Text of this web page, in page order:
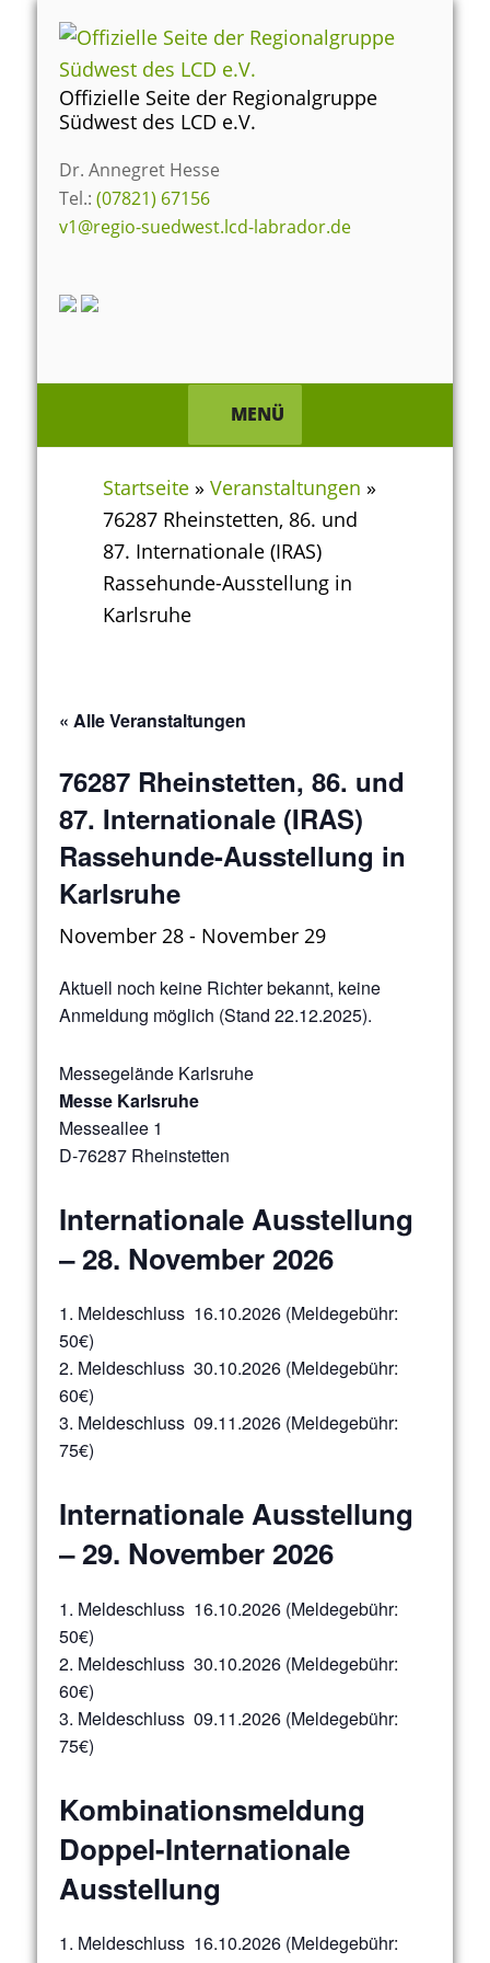
Inhalt
springen
Offizielle Seite der Regionalgruppe
Südwest des LCD e.V.
Dr. Annegret Hesse
Tel.: (07821) 67156
v1@regio-suedwest.lcd-labrador.de
MENÜ
Startseite » Veranstaltungen »
76287 Rheinstetten, 86. und
87. Internationale (IRAS)
Rassehunde-Ausstellung in
Karlsruhe
« Alle Veranstaltungen
76287 Rheinstetten, 86. und
87. Internationale (IRAS)
Rassehunde-Ausstellung in
Karlsruhe
November 28 - November 29
Aktuell noch keine Richter bekannt, keine
Anmeldung möglich (Stand 22.12.2025).
Messegelände Karlsruhe
Messe Karlsruhe
Messeallee 1
D-76287 Rheinstetten
Internationale Ausstellung
– 28. November 2026
1. Meldeschluss 16.10.2026 (Meldegebühr:
50€)
2. Meldeschluss 30.10.2026 (Meldegebühr:
60€)
3. Meldeschluss 09.11.2026 (Meldegebühr:
75€)
Internationale Ausstellung
– 29. November 2026
1. Meldeschluss 16.10.2026 (Meldegebühr:
50€)
2. Meldeschluss 30.10.2026 (Meldegebühr:
60€)
3. Meldeschluss 09.11.2026 (Meldegebühr:
75€)
Kombinationsmeldung
Doppel-Internationale
Ausstellung
1. Meldeschluss 16.10.2026 (Meldegebühr: